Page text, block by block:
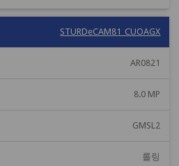
STURDeCAM81_CUOAGX
AR0821
8.0 MP
GMSL2
롤링